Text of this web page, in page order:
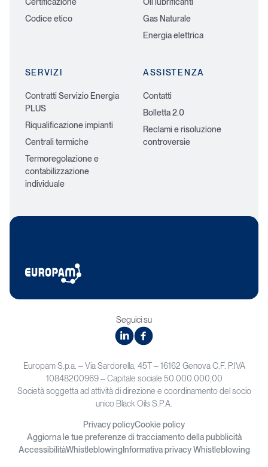
Codice etico
Gas Naturale
Energia elettrica
SERVIZI
Contratti Servizio Energia
PLUS
Riqualificazione impianti
Centrali termiche
Termoregolazione e
contabilizzazione
individuale
ASSISTENZA
Contatti
Bolletta 2.0
Reclami e risoluzione
controversie
Seguici su
linkedinfacebook
Europam S.p.a. – Via Sardorella, 45T – 16162 Genova C.F. P.IVA
10848200969 – Capitale sociale 50.000.000,00
Società soggetta ad attività di direzione e coordinamento del socio
unico Black Oils S.P.A.
Privacy policyCookie policy
Aggiorna le tue preferenze di tracciamento della pubblicità
AccessibilitàWhistleblowingInformativa privacy Whistleblowing